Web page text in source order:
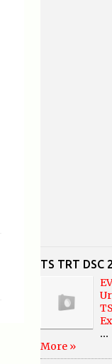
TS TRT DSC
...
More »